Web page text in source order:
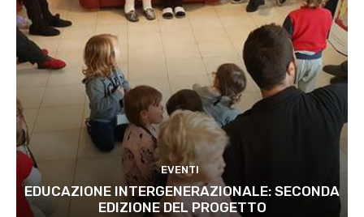
EVENTI
EDUCAZIONE INTERGENERAZIONALE: SECONDA
EDIZIONE DEL PROGETTO